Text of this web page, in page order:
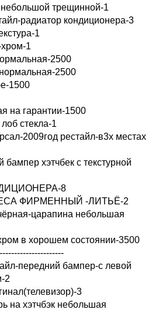
трещинной-1
радиатор кондиционера-3
1
хром-1
2500
2500
1500
на гарантии-1500
стекла-1
2009год рестайл-в3х местах
бампер хэтчбек с текстурной
8
ФИРМЕННЫЙ -ЛИТЬЁ-2
царапина небольшая
в хорошем состоянии-3500
передний бампер-с левой
2
3
на хэтчбэк небольшая